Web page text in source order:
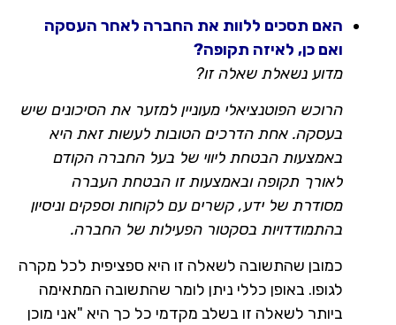
האם תסכים ללוות את החברה לאחר העסקה
ואם כן, לאיזה תקופה?
מדוע נשאלת שאלה זו?
הרוכש הפוטנציאלי מעוניין למזער את הסיכונים שיש
בעסקה. אחת הדרכים הטובות לעשות זאת היא
באמצעות הבטחת ליווי של בעל החברה הקודם
לאורך תקופה ובאמצעות זו הבטחת העברה
מסודרת של ידע, קשרים עם לקוחות וספקים וניסיון
בהתמודדויות בסקטור הפעילות של החברה.
כמובן שהתשובה לשאלה זו היא ספציפית לכל מקרה
לגופו. באופן כללי ניתן לומר שהתשובה המתאימה
ביותר לשאלה זו בשלב מקדמי כל כך היא "אני מוכן